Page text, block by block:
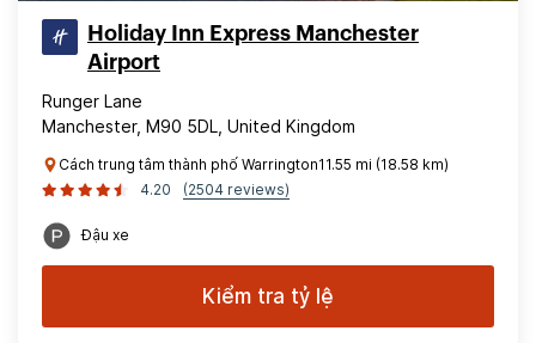
Holiday Inn Express Manchester
Airport
Runger Lane
Manchester, M90 5DL, United Kingdom
Cách trung tâm thành phố Warrington11.55 mi (18.58 km)
4.20
(2504 reviews)
Đậu xe
Kiểm tra tỷ lệ